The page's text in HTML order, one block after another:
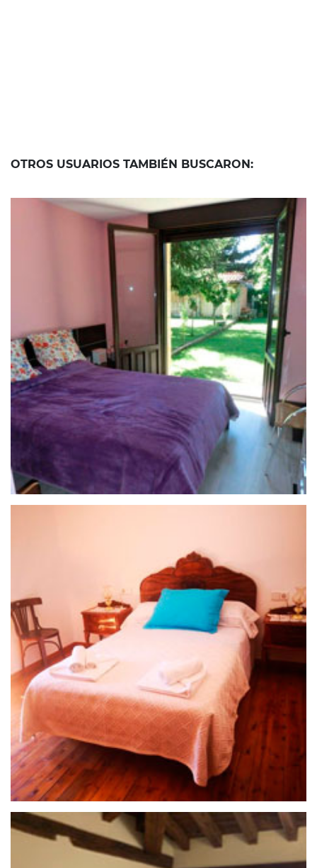
OTROS USUARIOS TAMBIÉN BUSCARON:
25 de septiembre de 2020
CASA RURAL SAN ROQUE
25 de septiembre de 2020
APARTAMENTO FUENTE SALADA